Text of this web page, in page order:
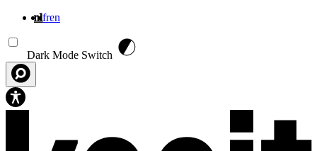
nlfren
Dark Mode Switch